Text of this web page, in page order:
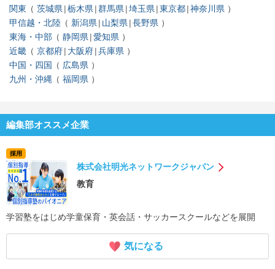
関東
茨城県 栃木県 群馬県 埼玉県 東京都 神奈川県
甲信越・北陸
新潟県 山梨県 長野県
東海・中部
静岡県 愛知県
近畿
京都府 大阪府 兵庫県
中国・四国
広島県
九州・沖縄
福岡県
編集部オススメ企業
採用
株式会社明光ネットワークジャパン
教育
学習塾をはじめ学童保育・英会話・サッカースクールなどを展開
気になる